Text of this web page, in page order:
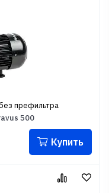
префильтра
500
Купить